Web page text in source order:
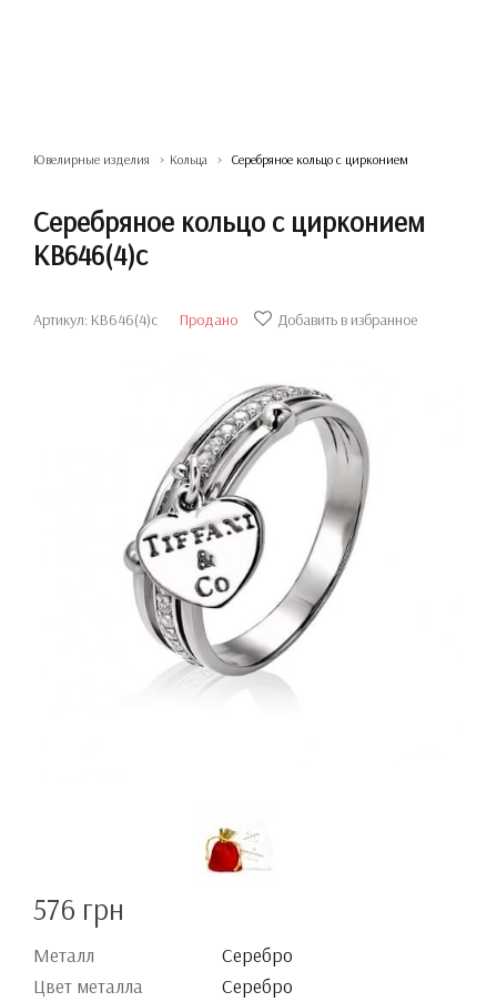
Ювелирные изделия Кольца Серебряное кольцо с цирконием
Серебряное кольцо с цирконием
КВ646(4)с
Артикул: КВ646(4)с Продано Добавить в избранное
576 грн
Металл
Серебро
Цвет металла
Серебро